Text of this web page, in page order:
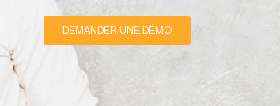
DEMANDER UNE DÉMO